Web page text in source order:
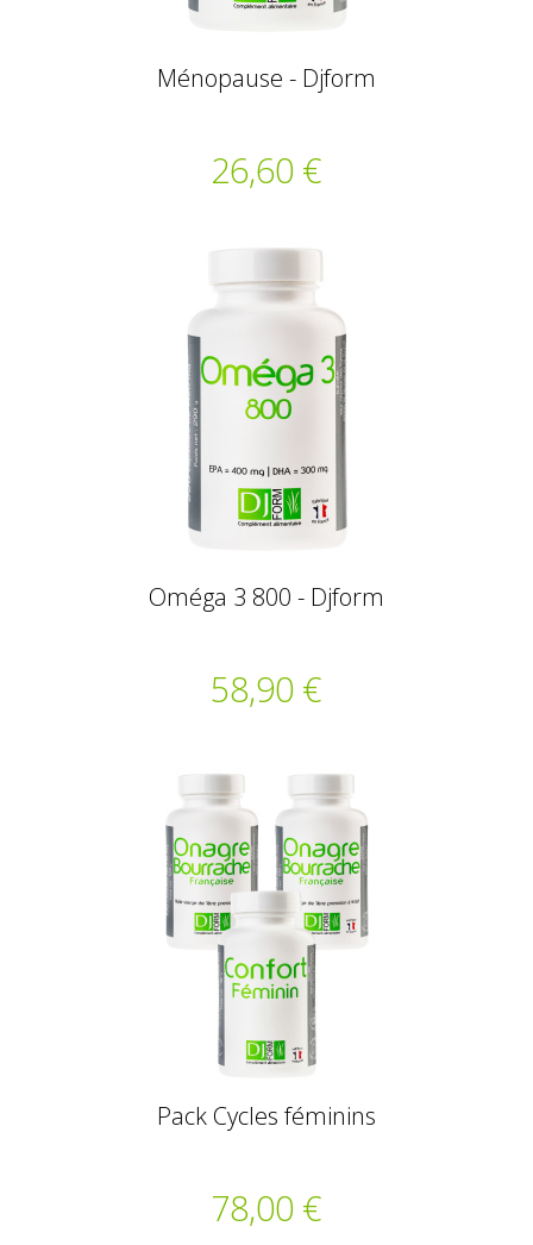
Ménopause - Djform
26,60 €
Oméga 3 800 - Djform
58,90 €
Pack Cycles féminins
78,00 €